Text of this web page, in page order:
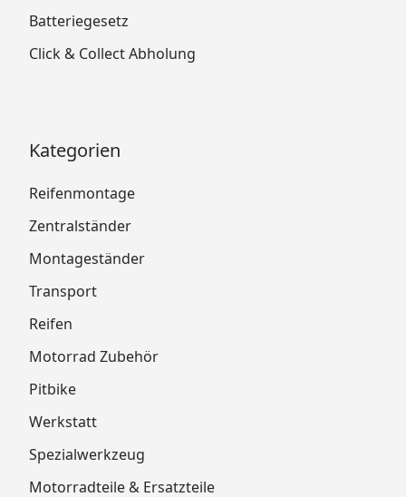
Batteriegesetz
Click & Collect Abholung
Kategorien
Reifenmontage
Zentralständer
Montageständer
Transport
Reifen
Motorrad Zubehör
Pitbike
Werkstatt
Spezialwerkzeug
Motorradteile & Ersatzteile